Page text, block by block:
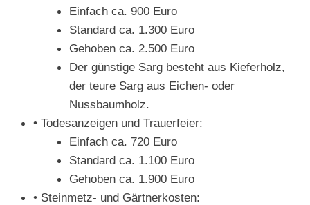
Einfach ca. 900 Euro
Standard ca. 1.300 Euro
Gehoben ca. 2.500 Euro
Der günstige Sarg besteht aus Kieferholz,
der teure Sarg aus Eichen- oder
Nussbaumholz.
• Todesanzeigen und Trauerfeier:
Einfach ca. 720 Euro
Standard ca. 1.100 Euro
Gehoben ca. 1.900 Euro
• Steinmetz- und Gärtnerkosten: